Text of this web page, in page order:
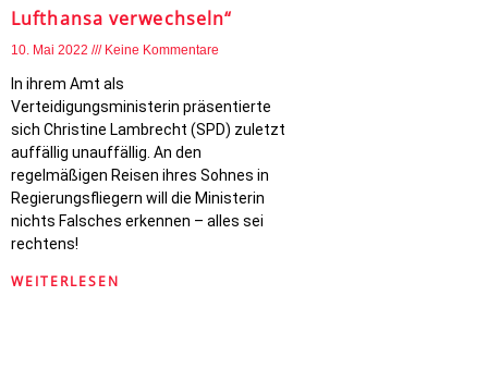
Lufthansa verwechseln“
10. Mai 2022 Keine Kommentare
In ihrem Amt als
Verteidigungsministerin präsentierte
sich Christine Lambrecht (SPD) zuletzt
auffällig unauffällig. An den
regelmäßigen Reisen ihres Sohnes in
Regierungsfliegern will die Ministerin
nichts Falsches erkennen – alles sei
rechtens!
WEITERLESEN